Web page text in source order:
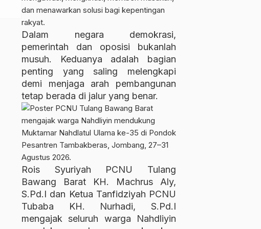
SPP 3 Tahun dan Siap
Cetak Tenaga Kesehatan
Profesional
Kearsipan Tubaba,
Cerminkan Pikiran yang
Hidup
calendar_month
Dalam negara demokrasi,
pemerintah dan oposisi bukanlah
musuh. Keduanya adalah bagian
penting yang saling melengkapi
demi menjaga arah pembangunan
tetap berada di jalur yang benar.
Rois Syuriyah PCNU Tulang
Bawang Barat KH. Machrus Aly,
S.Pd.I dan Ketua Tanfidziyah PCNU
Tubaba KH. Nurhadi, S.Pd.I
mengajak seluruh warga Nahdliyin